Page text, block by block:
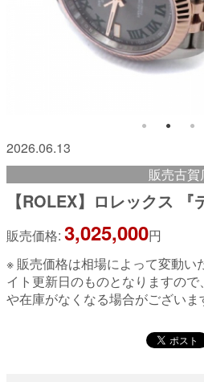
2026.06.13
販売古賀
【ROLEX】ロレックス 『
販売価格: 3,025,000円
※ 販売価格は相場によって変動い
イト更新日のものとなりますの
や在庫がなくなる場合がございま